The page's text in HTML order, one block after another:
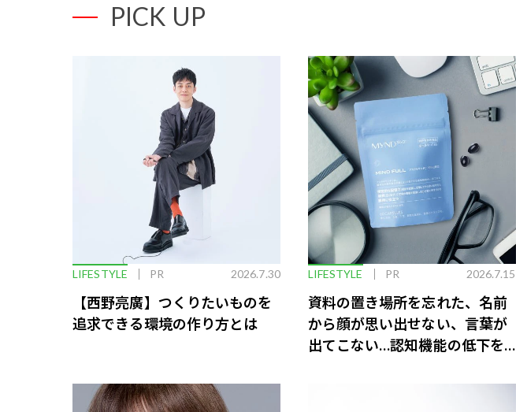
PICK UP
LIFESTYLE PR 2026.7.30
【西野亮廣】つくりたいものを
追求できる環境の作り方とは
LIFESTYLE PR 2026.7.15
資料の置き場所を忘れた、名前
から顔が思い出せない、言葉が
出てこない…認知機能の低下を